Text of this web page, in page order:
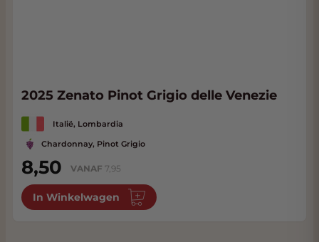
2025 Zenato Pinot Grigio delle Venezie
Italië, Lombardia
Chardonnay, Pinot Grigio
8,50 VANAF 7,95
In Winkelwagen